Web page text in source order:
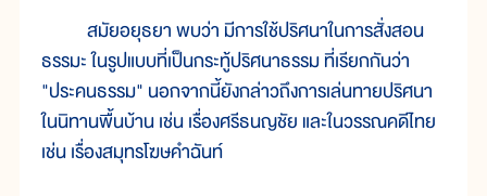
สมัยอยุธยา พบว่า มีการใช้ปริศนาในการสั่งสอน
ธรรมะ ในรูปแบบที่เป็นกระทู้ปริศนาธรรม ที่เรียกกันว่า
"ประคนธรรม" นอกจากนี้ยังกล่าวถึงการเล่นทายปริศนา
ในนิทานพื้นบ้าน เช่น เรื่องศรีธนญชัย และในวรรณคดีไทย
เช่น เรื่องสมุทรโฆษคำฉันท์